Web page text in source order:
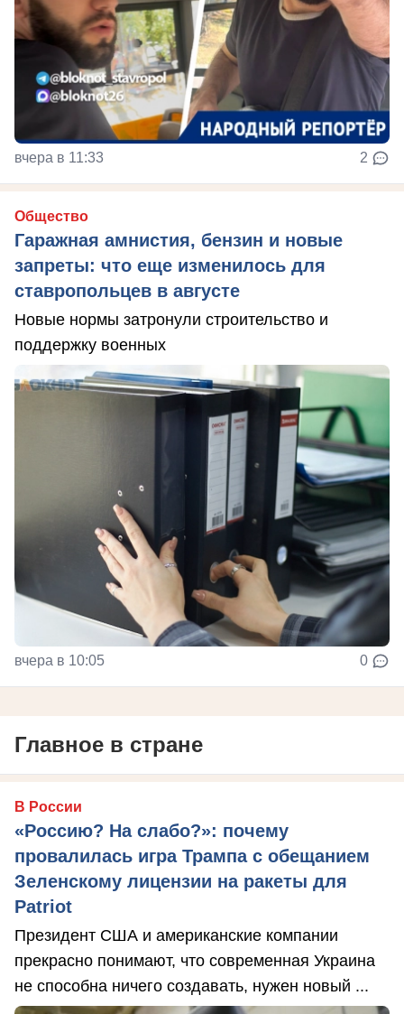
вчера в 11:33 2
Общество
Гаражная амнистия, бензин и новые
запреты: что еще изменилось для
ставропольцев в августе
Новые нормы затронули строительство и
поддержку военных
вчера в 10:05 0
Главное в стране
В России
«Россию? На слабо?»: почему
провалилась игра Трампа с обещанием
Зеленскому лицензии на ракеты для
Patriot
Президент США и американские компании
прекрасно понимают, что современная Украина
не способна ничего создавать, нужен новый ...